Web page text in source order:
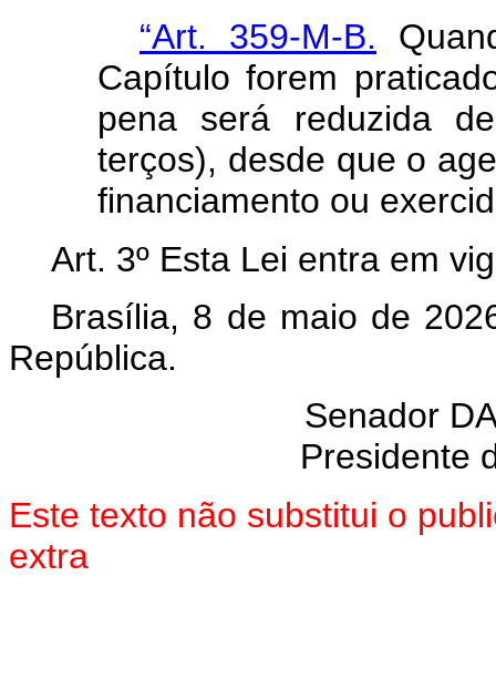
“Art. 359-M-B.
Capítulo forem
pena será reduzida
terços), desde que o
financiamento ou
Art. 3º Esta Lei entra em
Brasília, 8 de maio de
República.
Senador
Presidente
Este texto não substitui o
extra